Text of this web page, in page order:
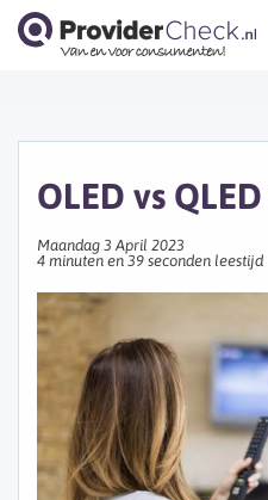
OLED vs
Maandag 3 April 2023
4 minuten en 39 seconden leestijd